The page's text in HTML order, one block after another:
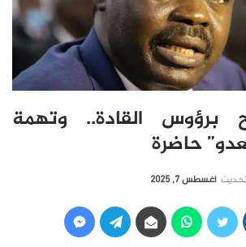
برؤوس القادة.. وتهمة
حاضرة
أغسطس 7, 2025